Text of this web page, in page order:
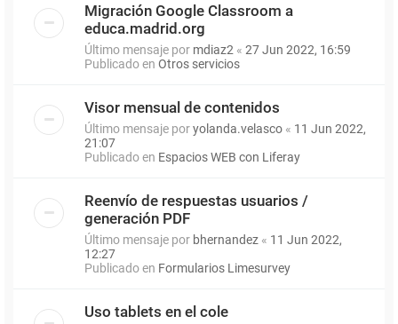
Migración Google Classroom a
educa.madrid.org
Último mensaje por mdiaz2 « 27 Jun 2022, 16:59
Publicado en Otros servicios
Visor mensual de contenidos
Último mensaje poryolanda.velasco « 11 Jun 2022,
21:07
Publicado en Espacios WEB con Liferay
Reenvío de respuestas usuarios /
generación PDF
Último mensaje por bhernandez « 11 Jun 2022,
12:27
Publicado en Formularios Limesurvey
Uso tablets en el cole